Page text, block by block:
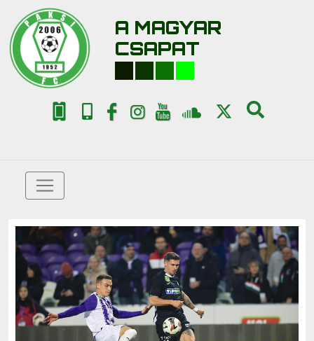
A MAGYAR
CSAPAT